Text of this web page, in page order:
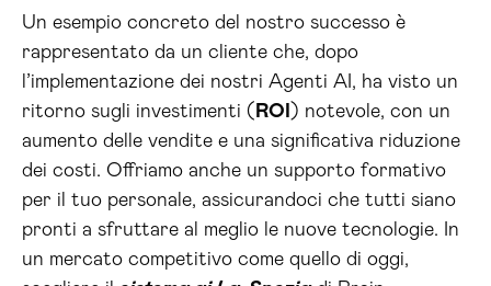
Un esempio concreto del nostro successo è
rappresentato da un cliente che, dopo
l’implementazione dei nostri Agenti AI, ha visto un
ritorno sugli investimenti ( ROI ) notevole, con un
aumento delle vendite e una significativa riduzione
dei costi. Offriamo anche un supporto formativo
per il tuo personale, assicurandoci che tutti siano
pronti a sfruttare al meglio le nuove tecnologie. In
un mercato competitivo come quello di oggi,